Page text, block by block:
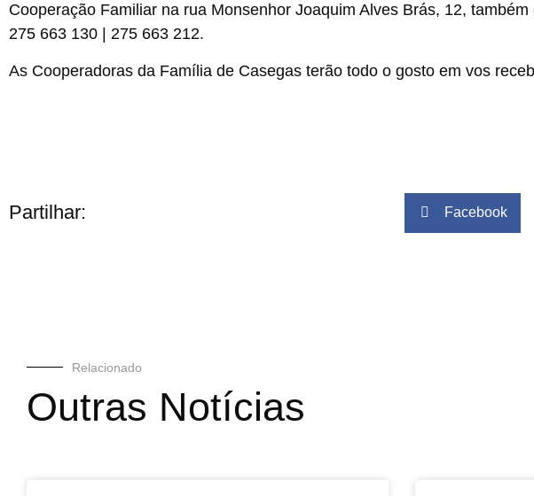
Cooperação Familiar na rua Monsenhor Joaquim Alves Brás, 12,
275 663 130 | 275 663 212.
As Cooperadoras da Família de Casegas terão todo o gosto em vos
Partilhar: Facebook
Relacionado
Outras Notícias